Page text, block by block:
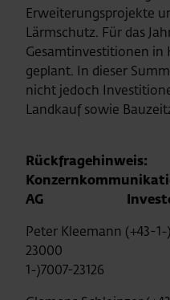
Erweiterungsprojekte
Lärmschutz. Für das
Gesamtinvestitionen in
geplant. In dieser
nicht jedoch
Landkauf sowie
Rückfragehinweis:
AG Investor
Peter Kleemann (+43-1-
23000 Judit
1-)7007-23126